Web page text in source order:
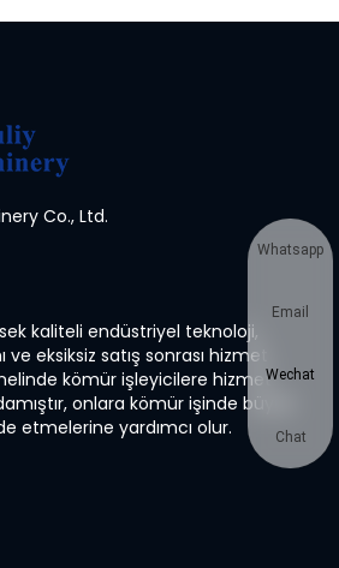
Co., Ltd.
kaliteli endüstriyel teknoloji,
eksiksiz satış sonrası hizmet
kömür işleyicilere hizmet
onlara kömür işinde büyük
etmelerine yardımcı olur.
Whatsapp
Email
Wechat
Chat